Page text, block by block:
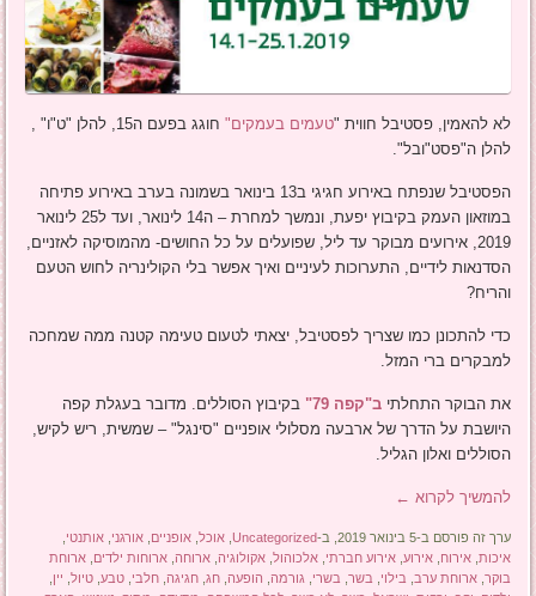
לא להאמין, פסטיבל חווית "טעמים בעמקים"
חוגג בפעם ה15, להלן "ט"ו" ,
להלן ה"פסט"ובל".
הפסטיבל שנפתח באירוע חגיגי ב13 בינואר בשמונה בערב באירוע פתיחה
במוזאון העמק בקיבוץ יפעת, ונמשך למחרת – ה14 לינואר, ועד ל25 לינואר
2019, אירועים מבוקר עד ליל, שפועלים על כל החושים- מהמוסיקה לאזניים,
הסדנאות לידיים, התערוכות לעיניים ואיך אפשר בלי הקולינריה לחוש הטעם
והריח?
כדי להתכונן כמו שצריך לפסטיבל, יצאתי לטעום טעימה קטנה ממה שמחכה
למבקרים ברי המזל.
את הבוקר התחלתיב"קפה 79"
בקיבוץ הסוללים. מדובר בעגלת קפה
היושבת על הדרך של ארבעה מסלולי אופניים "סינגל" – שמשית, ריש לקיש,
הסוללים ואלון הגליל.
להמשיך לקרוא ←
ערך זה פורסם ב-5 בינואר 2019, ב- Uncategorized
,אוכל ,אופניים ,אורגני ,אותנטי
איכות ,אירוח ,אירוע ,אירוע חברתי ,אלכוהול ,אקולוגיה ,ארוחה ,ארוחות ילדים ,ארוחת
בוקר ,ארוחת ערב בילוי בשר בשרי גורמה הופעה ,חג ,חגיגה ,חלבי ,טבע ,טיול יין